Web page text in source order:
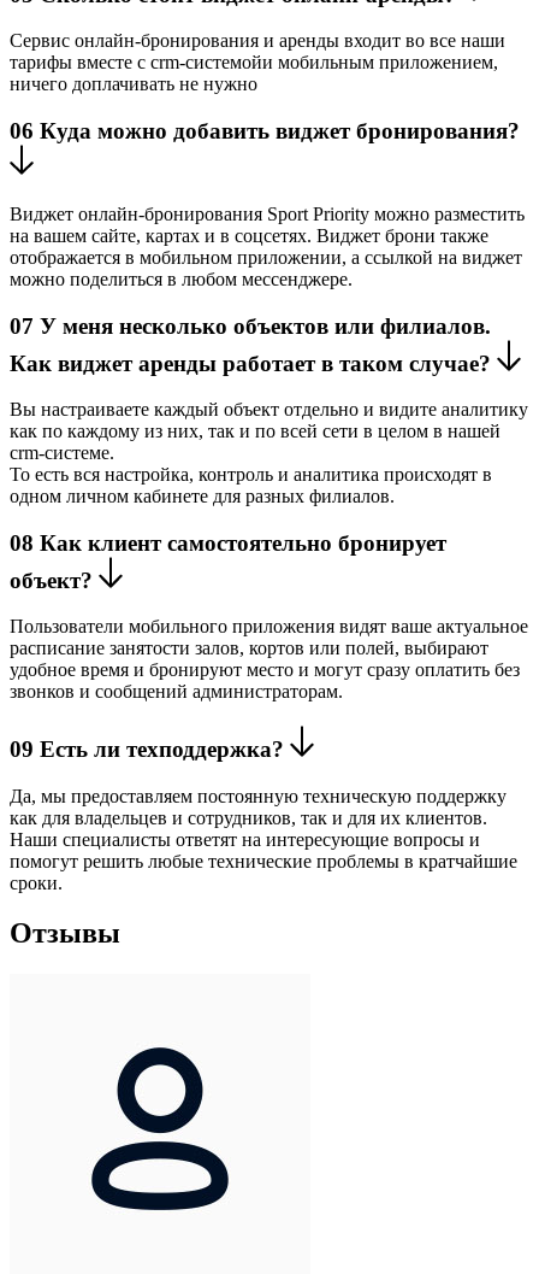
Сервис онлайн-бронирования и аренды входит во все наши
тарифы вместе с crm-системойи мобильным приложением,
ничего доплачивать не нужно
06 Куда можно добавить виджет бронирования?
Виджет онлайн-бронирования Sport Priority можно разместить
на вашем сайте, картах и в соцсетях. Виджет брони также
отображается в мобильном приложении, а ссылкой на виджет
можно поделиться в любом мессенджере.
07 У меня несколько объектов или филиалов.
Как виджет аренды работает в таком случае?
Вы настраиваете каждый объект отдельно и видите аналитику
как по каждому из них, так и по всей сети в целом в нашей
crm-системе.
То есть вся настройка, контроль и аналитика происходят в
одном личном кабинете для разных филиалов.
08 Как клиент самостоятельно бронирует
объект?
Пользователи мобильного приложения видят ваше актуальное
расписание занятости залов, кортов или полей, выбирают
удобное время и бронируют место и могут сразу оплатить без
звонков и сообщений администраторам.
09 Есть ли техподдержка?
Да, мы предоставляем постоянную техническую поддержку
как для владельцев и сотрудников, так и для их клиентов.
Наши специалисты ответят на интересующие вопросы и
помогут решить любые технические проблемы в кратчайшие
сроки.
Отзывы